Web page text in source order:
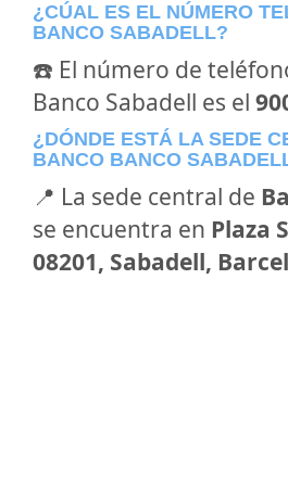
¿CÚAL ES EL NÚMERO
BANCO SABADELL?
☎️ El número de
Banco Sabadell es el
¿DÓNDE ESTÁ LA SEDE
BANCO BANCO
📍 La sede central de
se encuentra en Plaza
08201, Sabadell,